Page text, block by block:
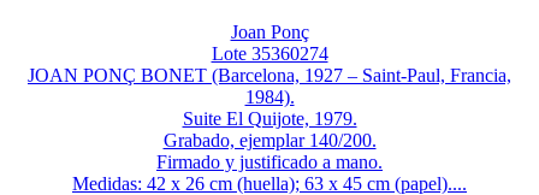
Joan Ponç
Lote 35360274
JOAN PONÇ BONET (Barcelona, 1927 – Saint-Paul, Francia,
1984).
Suite El Quijote, 1979.
Grabado, ejemplar 140/200.
Firmado y justificado a mano.
Medidas: 42 x 26 cm (huella); 63 x 45 cm (papel)....